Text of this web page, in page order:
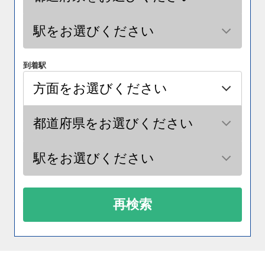
到着駅
再検索